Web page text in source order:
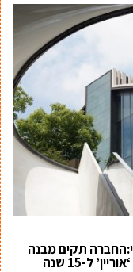
תקים מבנה
ל-15 שנה